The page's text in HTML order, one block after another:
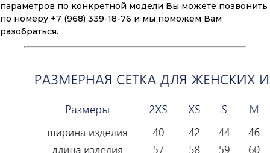
параметров по конкретной модели Вы можете позвонить
по номеру +7 (968) 339-18-76 и мы поможем Вам
разобраться.